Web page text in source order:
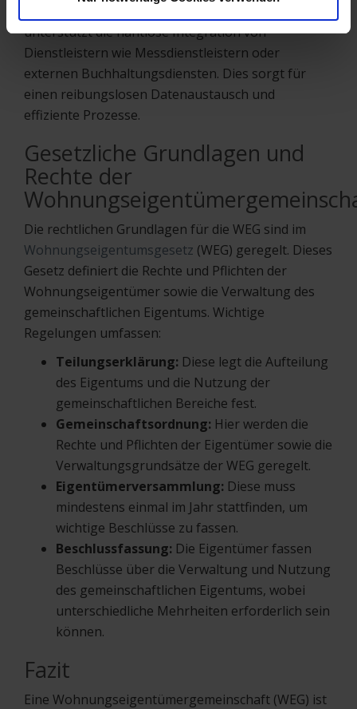
unterstützt die nahtlose Integration von
Dienstleistern wie Messdienstleistern oder
externen Buchhaltungsdiensten. Dies sorgt für
einen reibungslosen Datenaustausch und
effiziente Prozesse.
Gesetzliche Grundlagen und
Rechte der
Die rechtlichen Grundlagen für die WEG sind im
Wohnungseigentumsgesetz (WEG) geregelt. Dieses
Gesetz definiert die Rechte und Pflichten der
Wohnungseigentümer sowie die Verwaltung des
gemeinschaftlichen Eigentums. Wichtige
Regelungen umfassen:
Teilungserklärung: Diese legt die Aufteilung
des Eigentums und die Nutzung der
gemeinschaftlichen Bereiche fest.
Gemeinschaftsordnung: Hier werden die
Rechte und Pflichten der Eigentümer sowie die
Verwaltungsgrundsätze der WEG geregelt.
Eigentümerversammlung: Diese muss
mindestens einmal im Jahr stattfinden, um
wichtige Beschlüsse zu fassen.
Beschlussfassung: Die Eigentümer fassen
Beschlüsse über die Verwaltung und Nutzung
des gemeinschaftlichen Eigentums, wobei
unterschiedliche Mehrheiten erforderlich sein
können.
Fazit
Eine Wohnungseigentümergemeinschaft (WEG) ist